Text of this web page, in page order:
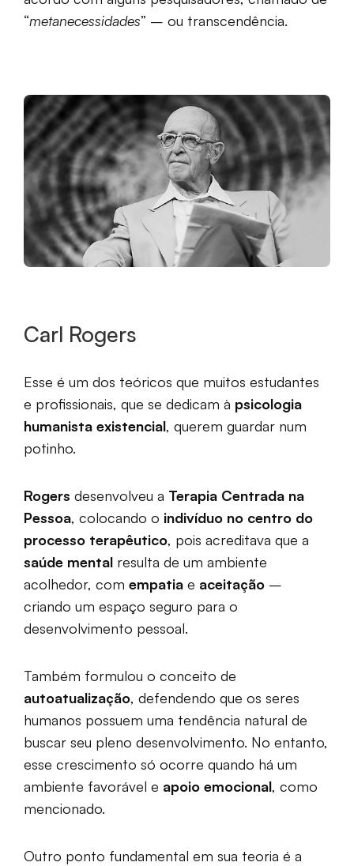
“metanecessidades” – ou transcendência.
Carl Rogers
Esse é um dos teóricos que muitos estudantes
e profissionais, que se dedicam à psicologia
humanista existencial, querem guardar num
potinho.
Rogers desenvolveu a Terapia Centrada na
Pessoa, colocando o indivíduo no centro do
processo terapêutico, pois acreditava que a
saúde mental resulta de um ambiente
acolhedor, com empatia e aceitação –
criando um espaço seguro para o
desenvolvimento pessoal.
Também formulou o conceito de
autoatualização, defendendo que os seres
humanos possuem uma tendência natural de
buscar seu pleno desenvolvimento. No entanto,
esse crescimento só ocorre quando há um
ambiente favorável e apoio emocional, como
mencionado.
Outro ponto fundamental em sua teoria é a